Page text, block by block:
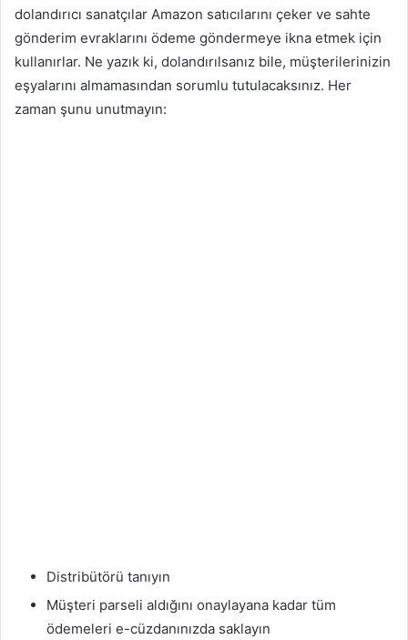
dolandırıcı sanatçılar Amazon satıcılarını çeker ve sahte
gönderim evraklarını ödeme göndermeye ikna etmek için
kullanırlar. Ne yazık ki, dolandırılsanız bile, müşterilerinizin
eşyalarını almamasından sorumlu tutulacaksınız. Her
zaman şunu unutmayın:
Distribütörü tanıyın
Müşteri parseli aldığını onaylayana kadar tüm
ödemeleri e-cüzdanınızda saklayın